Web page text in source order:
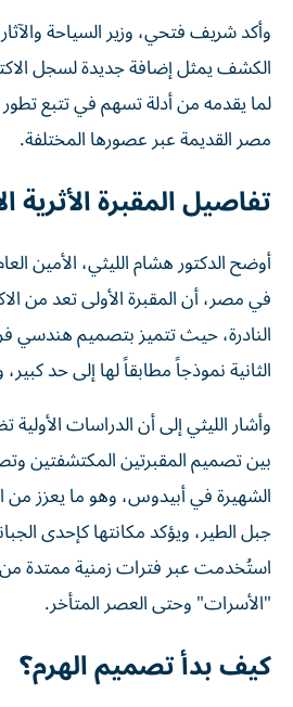
وأكد شريف فتحي، وزير السياحة
الكشف يمثل إضافة جديدة لسجل
لما يقدمه من أدلة تسهم في تتبع تطور
مصر القديمة عبر عصورها المختلفة.
تفاصيل المقبرة الأثرية
أوضح الدكتور هشام الليثي، الأمين
في مصر، أن المقبرة الأولى تعد من
النادرة، حيث تتميز بتصميم هندسي
الثانية نموذجاً مطابقاً لها إلى حد
وأشار الليثي إلى أن الدراسات
بين تصميم المقبرتين المكتشفتين
الشهيرة في أبيدوس، وهو ما يعزز من
جبل الطير، ويؤكد مكانتها كإحدى
استُخدمت عبر فترات زمنية ممتدة
"الأسرات" وحتى العصر المتأخر.
كيف بدأ تصميم الهرم؟